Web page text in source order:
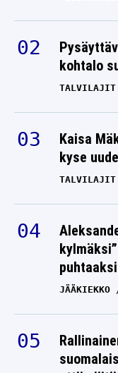
kohtalo
TALVILAJIT
Kaisa
kyse
TALVILAJIT
puhtaaksi
JÄÄKIEKKO